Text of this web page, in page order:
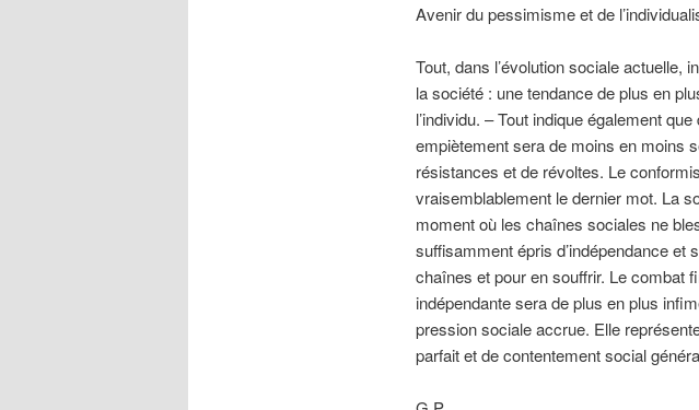
Avenir du pessimisme et de
Tout, dans l’évolution sociale actuelle,
la société : une tendance de plus en
l’individu. – Tout indique également
empiètement sera de moins en moins
résistances et de révoltes. Le
vraisemblablement le dernier mot. La
moment où les chaînes sociales ne
suffisamment épris d’indépendance
chaînes et pour en souffrir. Le combat
indépendante sera de plus en plus
pression sociale accrue. Elle
parfait et de contentement social